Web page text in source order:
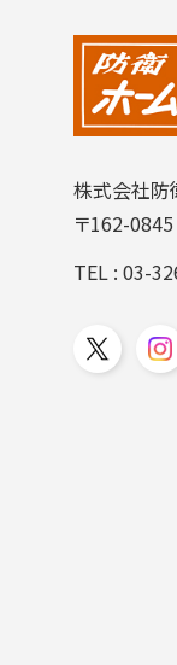
株式会社防
〒162-
TEL :03-